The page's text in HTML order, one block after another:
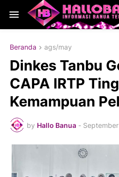
Beranda ags/may
Dinkes Tanbu
CAPA IRTP
Kemampuan
by Hallo Banua -